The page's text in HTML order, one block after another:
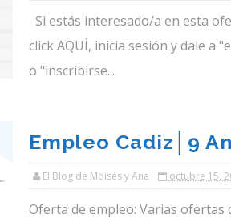
Graduado Social
Almeria│el Blog
Ana
Si estás interesado/a en esta
click AQUÍ, inicia sesión y dale a
o "inscribirse...
Empleo Cadiz│9
Trabajo Y
Octubre 2020│Blog
El Blog de Moisés y Ana octubre 15,
Oferta de empleo: Varias ofertas